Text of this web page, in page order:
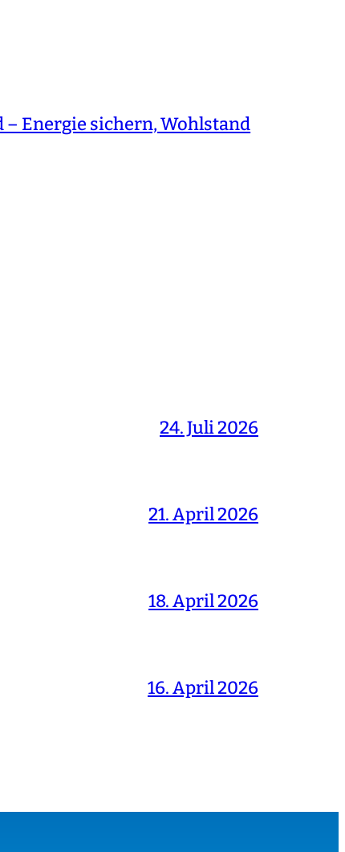
– Energie sichern, Wohlstand
24. Juli 2026
21. April 2026
18. April 2026
16. April 2026